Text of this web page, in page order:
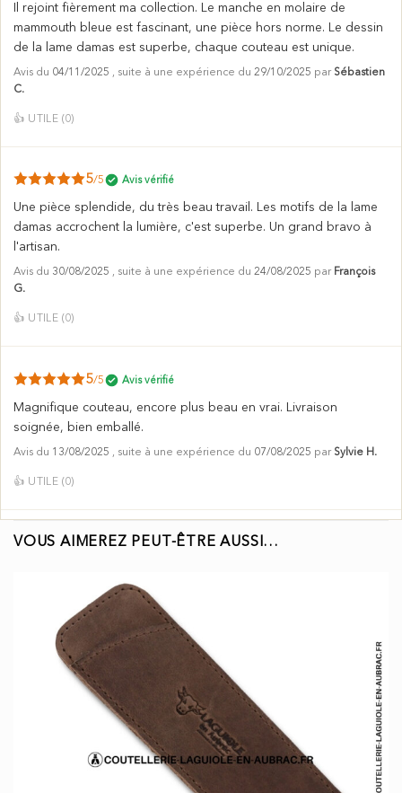
Il rejoint fièrement ma collection. Le manche en molaire de
mammouth bleue est fascinant, une pièce hors norme. Le dessin
de la lame damas est superbe, chaque couteau est unique.
Avis du 04/11/2025 , suite à une expérience du 29/10/2025 par Sébastien
C.
👍 UTILE (0)
5/5 Avis vérifié
Une pièce splendide, du très beau travail. Les motifs de la lame
damas accrochent la lumière, c'est superbe. Un grand bravo à
l'artisan.
Avis du 30/08/2025 , suite à une expérience du 24/08/2025 par François
G.
👍 UTILE (0)
5/5 Avis vérifié
Magnifique couteau, encore plus beau en vrai. Livraison
soignée, bien emballé.
Avis du 13/08/2025 , suite à une expérience du 07/08/2025 par Sylvie H.
👍 UTILE (0)
VOUS AIMEREZ PEUT-ÊTRE AUSSI…